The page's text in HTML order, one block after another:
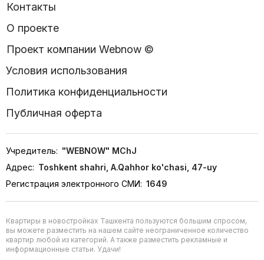
Контакты
О проекте
Проект компании Webnow ©
Условия использования
Политика конфиденциальности
Публичная оферта
Учредитель: "WEBNOW" MChJ
Адрес: Toshkent shahri, A.Qahhor ko'chasi, 47-uy
Регистрация электронного СМИ: 1649
Квартиры в новостройках Ташкента пользуются большим спросом,
вы можете разместить на нашем сайте неограниченное количество
квартир любой из категорий. А также разместить рекламные и
информационные статьи. Удачи!